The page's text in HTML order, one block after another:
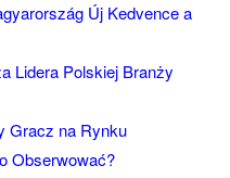
Új Kedvence a
Lidera Polskiej Branży
Gracz na Rynku
Obserwować?